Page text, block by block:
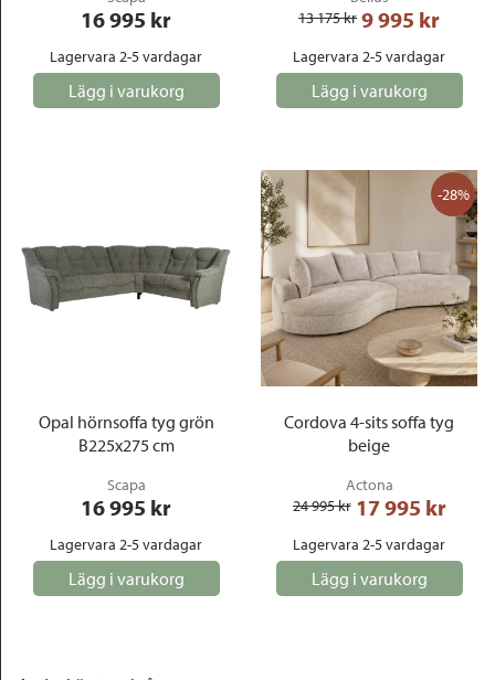
16 995 kr
Lagervara 2-5 vardagar
Lägg i varukorg
13 175 kr 9 995 kr
Lagervara 2-5 vardagar
Lägg i varukorg
Opal hörnsoffa tyg grön
B225x275 cm
Scapa
16 995 kr
Lagervara 2-5 vardagar
Lägg i varukorg
-28%
Cordova 4-sits soffa tyg
beige
Actona
24 995 kr 17 995 kr
Lagervara 2-5 vardagar
Lägg i varukorg